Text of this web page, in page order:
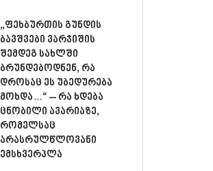
„ფეხბურთის გუნდის
ბავშვები ვარჯიშის
შემდეგ სახლში
ბრუნდებოდნენ, რა
დროსაც ეს უბედურება
მოხდა…“ – რა ხდება
ცნობილი ავარიაზე,
რომელსაც
არასრულწლოვანი
ემსხვერპლა